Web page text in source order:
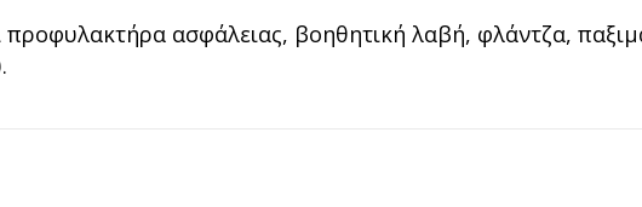
προφυλακτήρα ασφάλειας, βοηθητική λαβή, φλάντζα,